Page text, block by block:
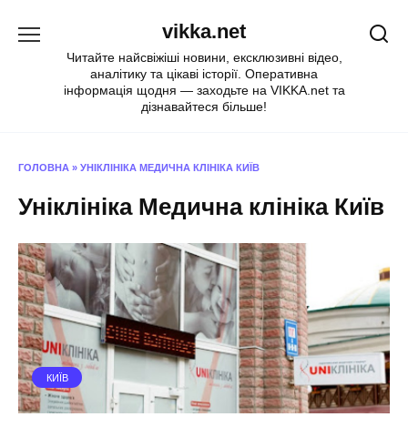
vikka.net
Читайте найсвіжіші новини, ексклюзивні відео,
аналітику та цікаві історії. Оперативна
інформація щодня — заходьте на VIKKA.net та
дізнавайтеся більше!
ГОЛОВНА » УНІКЛІНІКА МЕДИЧНА КЛІНІКА КИЇВ
Уніклініка Медична клініка Київ
КИЇВ